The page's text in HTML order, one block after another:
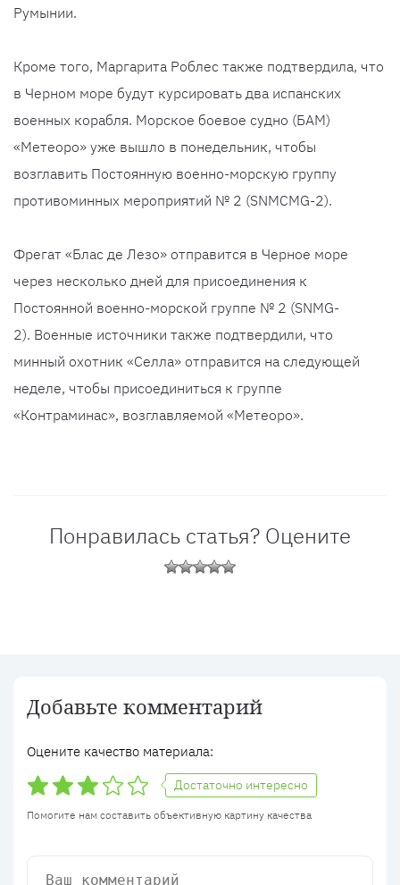
Румынии.
Кроме того, Маргарита Роблес также подтвердила, что
в Черном море будут курсировать два испанских
военных корабля. Морское боевое судно (БАМ)
«Метеоро» уже вышло в понедельник, чтобы
возглавить Постоянную военно-морскую группу
противоминных мероприятий № 2 (SNMCMG-2).
Фрегат «Блас де Лезо» отправится в Черное море
через несколько дней для присоединения к
Постоянной военно-морской группе № 2 (SNMG-
2). Военные источники также подтвердили, что
минный охотник «Селла» отправится на следующей
неделе, чтобы присоединиться к группе
«Контраминас», возглавляемой «Метеоро».
Понравилась статья? Оцените
Добавьте комментарий
Оцените качество материала:
Достаточно интересно
Помогите нам составить объективную картину качества